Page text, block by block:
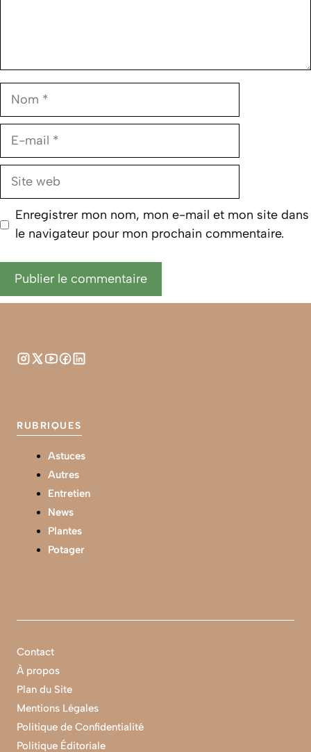
Nom
E-
Site
Enregistrer mon nom, mon e-mail et mon site dans
le navigateur pour mon prochain commentaire.
RUBRIQUES
Astuces
Autres
Entretien
News
Plantes
Potager
Contact
À propos
Plan du Site
Mentions Légales
Politique de Confidentialité
Politique Éditoriale